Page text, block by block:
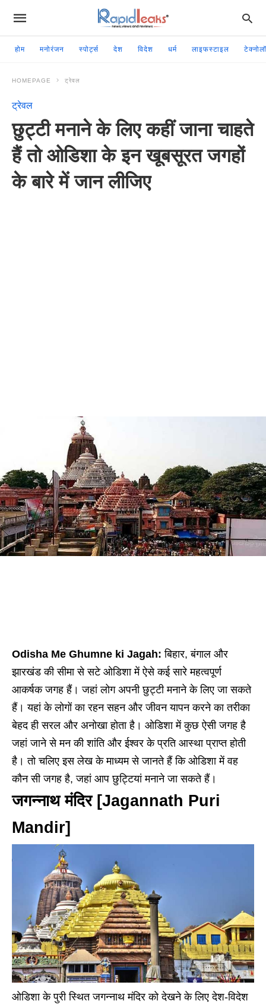
होम मनोरंजन स्पोर्ट्स देश विदेश धर्म लाइफस्टाइल
HOMEPAGE ट्रेवल
ट्रेवल
छुट्टी मनाने के लिए कहीं जाना चाहते
हैं तो ओडिशा के इन खूबसूरत जगहों
के बारे में जान लीजिए
Odisha Me Ghumne ki Jagah:बिहार, बंगाल और
झारखंड की सीमा से सटे ओडिशा में ऐसे कई सारे महत्वपूर्ण
आकर्षक जगह हैं। जहां लोग अपनी छुट्टी मनाने के लिए जा सकते
हैं। यहां के लोगों का रहन सहन और जीवन यापन करने का तरीका
बेहद ही सरल और अनोखा होता है। ओडिशा में कुछ ऐसी जगह है
जहां जाने से मन की शांति और ईश्वर के प्रति आस्था प्राप्त होती
है। तो चलिए इस लेख के माध्यम से जानते हैं कि ओडिशा में वह
कौन सी जगह है, जहां आप छुट्टियां मनाने जा सकते हैं।
जगन्नाथ मंदिर [Jagannath Puri
Mandir]
ओडिशा के पुरी स्थित जगन्नाथ मंदिर को देखने के लिए देश-विदेश